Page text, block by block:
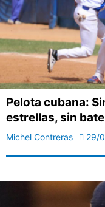
Pelota cubana:
estrellas, sin
Michel Contreras 29/